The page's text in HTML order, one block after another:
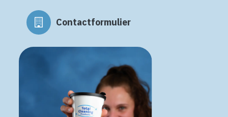
Contactformulier